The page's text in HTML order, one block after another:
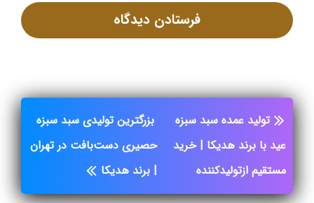
تولید عمده سبد سبزه
عید با برند هدیکا | خرید
مستقیم ازتولیدکننده
بزرگترین تولیدی سبد سبزه
حصیری دست‌بافت در تهران
| برند هدیکا